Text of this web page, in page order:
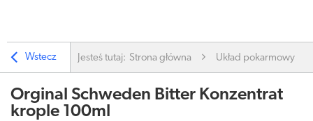
Wstecz Jesteś tutaj: Strona główna Układ pokarmowy
Orginal Schweden Bitter Konzentrat
krople 100ml